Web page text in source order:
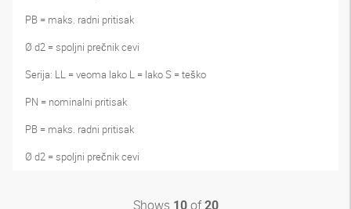
PB = maks. radni pritisak
Ø d2 = spoljni prečnik cevi
Serija: LL = veoma lako L = lako S = teško
PN = nominalni pritisak
PB = maks. radni pritisak
Ø d2 = spoljni prečnik cevi
Shows 10of20